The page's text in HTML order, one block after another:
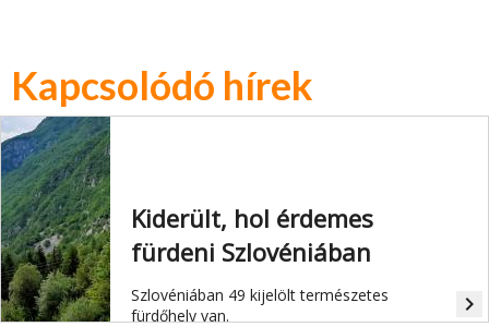
Kapcsolódó hírek
Kiderült, hol érdemes
fürdeni Szlovéniában
Szlovéniában 49 kijelölt természetes
fürdőhely van.
navigate_next